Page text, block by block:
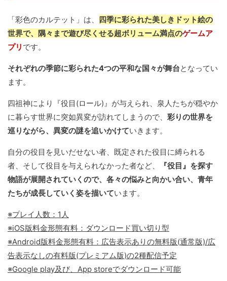
「彩色のカルテット」は、
四季に彩られた美しきドット絵の
世界で、隅々まで遊び尽くせる超ボリューム満点のゲームア
プリ です。
それぞれの季節に彩られた4つの平和な国々が舞台となってい
ます。
四祖神により『役目(ロール)』が与えられ、泉人たちが穏やか
に暮らす世界に突如異変が訪れてしまうので、 彩りの世界を
巡りながら、異変の謎を追いかけていきます。
自分の役目を見いだせない者、既定された役目に縛られる
者、そして役目を与えられなかった者など、
『役目』を探す
物語が展開されていくので、各々の悩みと向かい合い、青年
たちが成長していく姿を描いています。
※プレイ人数：1人
※iOS版料金形態有料：ダウンロード買い切り型
※Android版料金形態有料：広告表示ありの無料版(通常版)/広
告表示なしの有料版(プレミアム版)の2種配信予定
※Google play及び、App storeでダウンロード可能